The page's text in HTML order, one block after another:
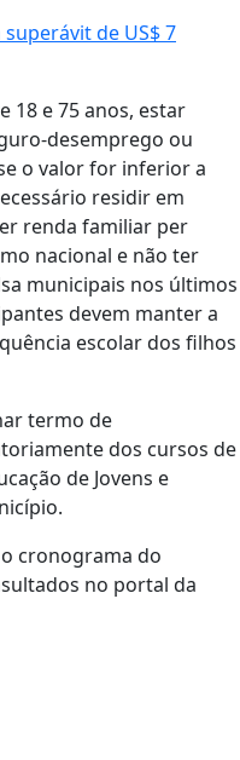
de US$ 7
18 e 75 anos, estar
desemprego ou
o valor for inferior a
residir em
renda familiar per
nacional e não ter
municipais nos últimos
devem manter a
escolar dos filhos
termo de
dos cursos de
de Jovens e
cronograma do
no portal da